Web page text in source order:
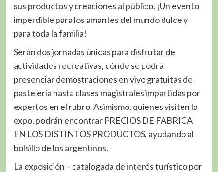
sus productos y creaciones al público. ¡Un evento
imperdible para los amantes del mundo dulce y
para toda la familia!
Serán dos jornadas únicas para disfrutar de
actividades recreativas, dónde se podrá
presenciar demostraciones en vivo gratuitas de
pastelería hasta clases magistrales impartidas por
expertos en el rubro. Asimismo, quienes visiten la
expo, podrán encontrar PRECIOS DE FABRICA
EN LOS DISTINTOS PRODUCTOS, ayudando al
bolsillo de los argentinos..
La exposición – catalogada de interés turístico por